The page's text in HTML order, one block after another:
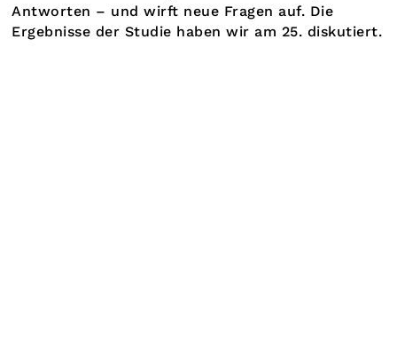
Antworten – und wirft neue Fragen auf. Die
Ergebnisse der Studie haben wir am 25. diskutiert.